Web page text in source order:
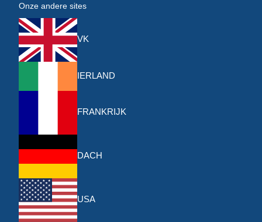
Onze andere sites
VK
IERLAND
FRANKRIJK
DACH
USA